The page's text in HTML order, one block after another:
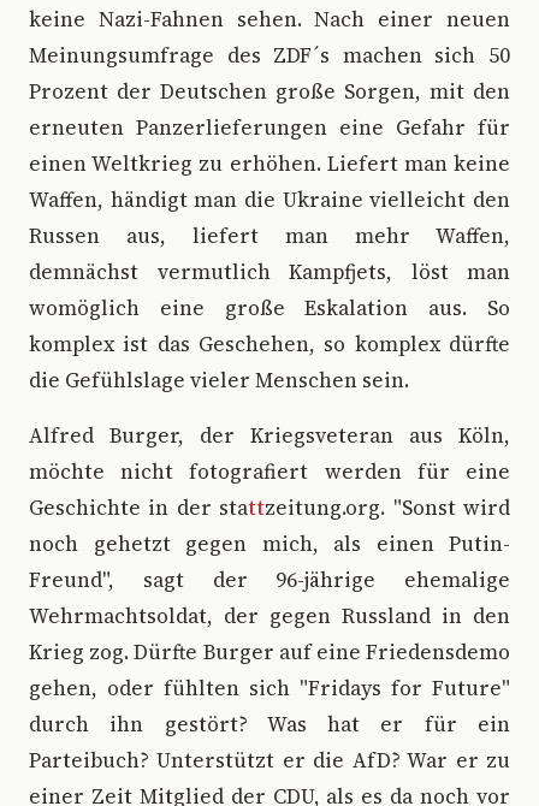
keine Nazi-Fahnen sehen. Nach einer neuen
Meinungsumfrage des ZDF´s machen sich 50
Prozent der Deutschen große Sorgen, mit den
erneuten Panzerlieferungen eine Gefahr für
einen Weltkrieg zu erhöhen. Liefert man keine
Waffen, händigt man die Ukraine vielleicht den
Russen aus, liefert man mehr Waffen,
demnächst vermutlich Kampfjets, löst man
womöglich eine große Eskalation aus. So
komplex ist das Geschehen, so komplex dürfte
die Gefühlslage vieler Menschen sein.
Alfred Burger, der Kriegsveteran aus Köln,
möchte nicht fotografiert werden für eine
Geschichte in der stattzeitung.org. "Sonst wird
noch gehetzt gegen mich, als einen Putin-
Freund", sagt der 96-jährige ehemalige
Wehrmachtsoldat, der gegen Russland in den
Krieg zog. Dürfte Burger auf eine Friedensdemo
gehen, oder fühlten sich "Fridays for Future"
durch ihn gestört? Was hat er für ein
Parteibuch? Unterstützt er die AfD? War er zu
einer Zeit Mitglied der CDU, als es da noch vor